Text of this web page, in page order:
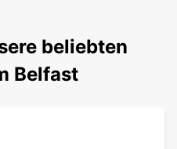
beliebten
Belfast